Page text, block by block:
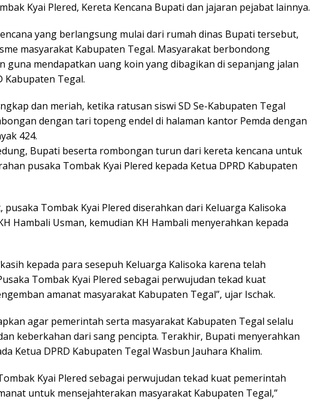
Kyai Plered, Kereta Kencana Bupati dan jajaran pejabat lainnya.
yang berlangsung mulai dari rumah dinas Bupati tersebut,
masyarakat Kabupaten Tegal. Masyarakat berbondong
guna mendapatkan uang koin yang dibagikan di sepanjang jalan
Kabupaten Tegal.
dan meriah, ketika ratusan siswi SD Se-Kabupaten Tegal
dengan tari topeng endel di halaman kantor Pemda dengan
424.
Bupati beserta rombongan turun dari kereta kencana untuk
pusaka Tombak Kyai Plered kepada Ketua DPRD Kabupaten
Tombak Kyai Plered diserahkan dari Keluarga Kalisoka
Hambali Usman, kemudian KH Hambali menyerahkan kepada
kepada para sesepuh Keluarga Kalisoka karena telah
Tombak Kyai Plered sebagai perwujudan tekad kuat
amanat masyarakat Kabupaten Tegal”, ujar Ischak.
agar pemerintah serta masyarakat Kabupaten Tegal selalu
keberkahan dari sang pencipta. Terakhir, Bupati menyerahkan
Ketua DPRD Kabupaten Tegal Wasbun Jauhara Khalim.
Kyai Plered sebagai perwujudan tekad kuat pemerintah
untuk mensejahterakan masyarakat Kabupaten Tegal,”